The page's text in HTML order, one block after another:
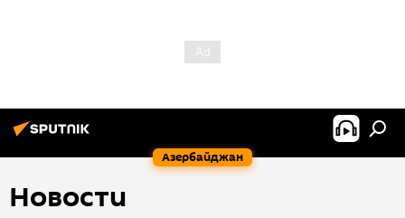
Азербайджан
Новости